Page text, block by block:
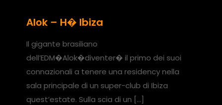
Alok – H� Ibiza
Il gigante brasiliano
dell’EDM�Alok�diventer� il primo dei suoi
connazionali a tenere una residency nella
sala principale di un super-club di Ibiza
quest’estate. Sulla scia di un […]